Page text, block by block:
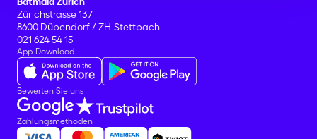
Zürichstrasse 137
8600 Dübendorf / ZH-Stettbach
021 624 54 15
App-Download
Bewerten Sie uns
Zahlungsmethoden